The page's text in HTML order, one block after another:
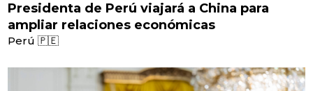
Presidenta de Perú viajará a China para
ampliar relaciones económicas
Perú 🇵🇪